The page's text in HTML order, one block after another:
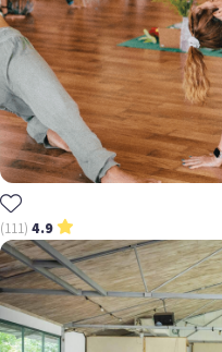
4.9
(111)